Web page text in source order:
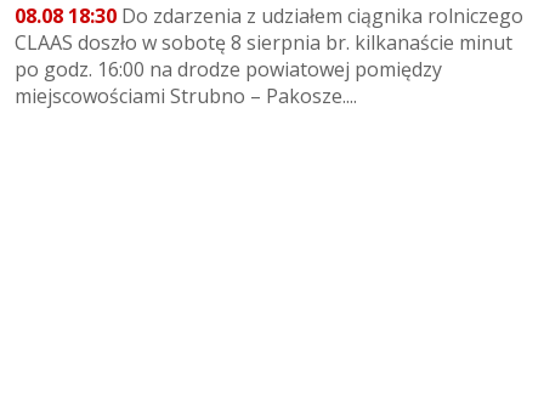
08.08 18:30 Do zdarzenia z udziałem ciągnika rolniczego
CLAAS doszło w sobotę 8 sierpnia br. kilkanaście minut
po godz. 16:00 na drodze powiatowej pomiędzy
miejscowościami Strubno – Pakosze....